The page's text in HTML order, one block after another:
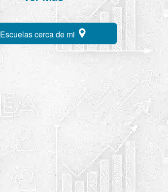
Escuelas cerca de mi